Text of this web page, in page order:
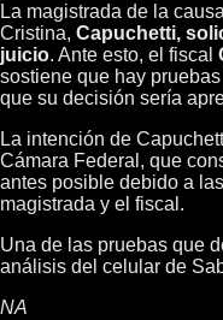
La magistrada de la
Cristina, Capuchetti,
juicio. Ante esto, el fiscal
sostiene que hay
que su decisión sería
La intención de
Cámara Federal, que
antes posible debido a
magistrada y el fiscal.
Una de las pruebas que
análisis del celular de
NA